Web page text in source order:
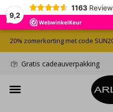
9,2
1163
Gratis cadeauverpakking
20% zomerkorting met code